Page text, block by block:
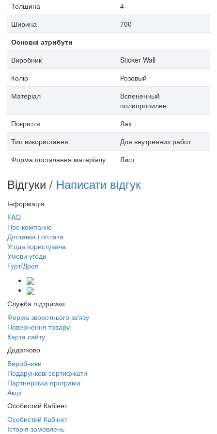
Толщина
4
Ширина
700
Основні атрибути
Виробник
Sticker Wall
Колір
Розовый
Матеріал
Вспененный
полипропилен
Покриття
Лак
Тип використання
Для внутренних работ
Форма постачання матеріалу
Лист
Відгуки / Написати відгук
Інформація
FAQ
Про компанію
Доставка і оплата
Угода користувача
Умови угоди
Гурт/Дроп
Служба підтримки
Форма зворотнього зв'язу
Повернення товару
Карта сайту
Додатково
Виробники
Подарункові сертифікати
Партнерська програма
Акції
Особистий Кабінет
Особистий Кабінет
Історія замовлень